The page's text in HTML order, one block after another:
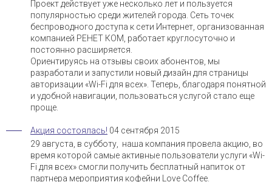
Проект действует уже несколько лет и пользуется
популярностью среди жителей города. Сеть точек
беспроводного доступа к сети Интернет, организованная
компанией РЕНЕТ КОМ, работает круглосуточно и
постоянно расширяется.
Ориентируясь на отзывы своих абонентов, мы
разработали и запустили новый дизайн для страницы
авторизации «Wi-Fi для всех». Теперь, благодаря понятной
и удобной навигации, пользоваться услугой стало еще
проще.
Акция состоялась! 04 сентября 2015
29 августа, в субботу, наша компания провела акцию, во
время которой самые активные пользователи услуги «Wi-
Fi для всех» смогли получить бесплатный напиток от
партнера мероприятия кофейни Love Coffee.